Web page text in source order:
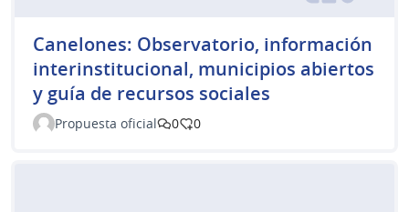
Canelones: Observatorio, información
interinstitucional, municipios abiertos
y guía de recursos sociales
Propuesta oficial 0 0